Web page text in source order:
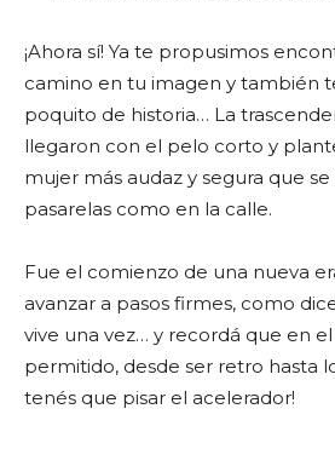
¡Ahora sí! Ya te propusimos
camino en tu imagen y también
poquito de historia… La
llegaron con el pelo corto y
mujer más audaz y segura que
pasarelas como en la calle.
Fue el comienzo de una nueva
avanzar a pasos firmes, como
vive una vez… y recordá que en
permitido, desde ser retro hasta
tenés que pisar el acelerador!